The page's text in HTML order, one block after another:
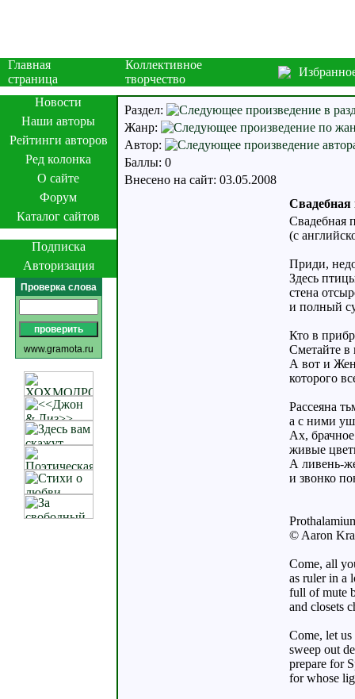
Главная
страница
Коллективное
творчество
Новости
Наши авторы
Рейтинги авторов
Ред колонка
О сайте
Форум
Каталог сайтов
Подписка
Авторизация
Проверка слова
www.gramota.ru
Раздел:
Жанр:
Автор:
Баллы: 0
Внесено на сайт: 03.05.2008
Свадебная
Свадебная
(с
Приди,
Здесь
стена
и полный
Кто в
Сметайте
А вот и
которого
Рассеяна
а с ними
Ах,
живые
А ливень-
и звонко
© Aaron
Come, all
as ruler in a
full of mute
and closets
Come, let
sweep out
prepare for
for whose